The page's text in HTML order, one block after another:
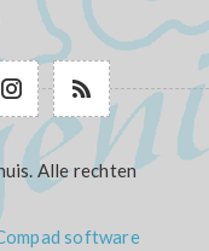
Alle rechten
software